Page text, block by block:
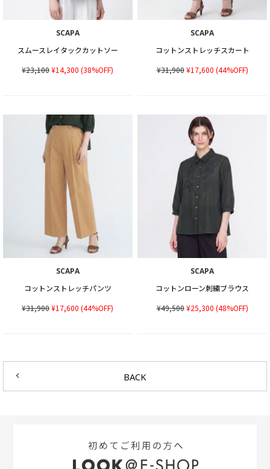
SCAPA
スムースレイタックカットソー
¥23,100¥14,300 (38%OFF)
SCAPA
コットンストレッチスカート
¥31,900¥17,600 (44%OFF)
SCAPA
コットンストレッチパンツ
¥31,900¥17,600 (44%OFF)
SCAPA
コットンローン刺繍ブラウス
¥49,500¥25,300 (48%OFF)
BACK